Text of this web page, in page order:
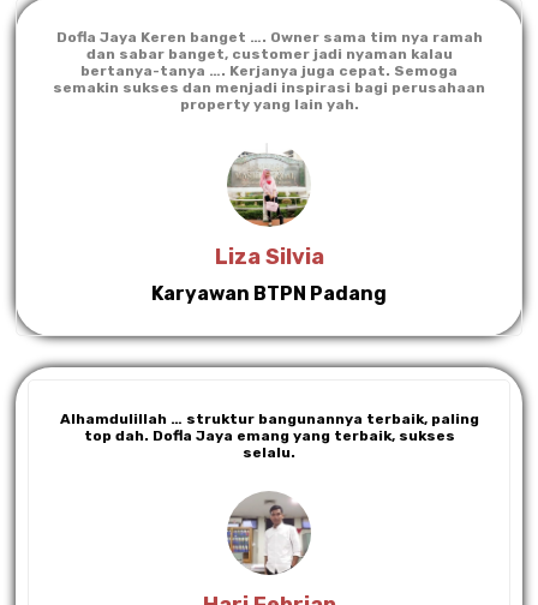
Dofla Jaya Keren banget …. Owner sama tim nya ramah
dan sabar banget, customer jadi nyaman kalau
bertanya-tanya …. Kerjanya juga cepat. Semoga
semakin sukses dan menjadi inspirasi bagi perusahaan
property yang lain yah.
Liza Silvia
Karyawan BTPN Padang
Alhamdulillah … struktur bangunannya terbaik, paling
top dah. Dofla Jaya emang yang terbaik, sukses
selalu.